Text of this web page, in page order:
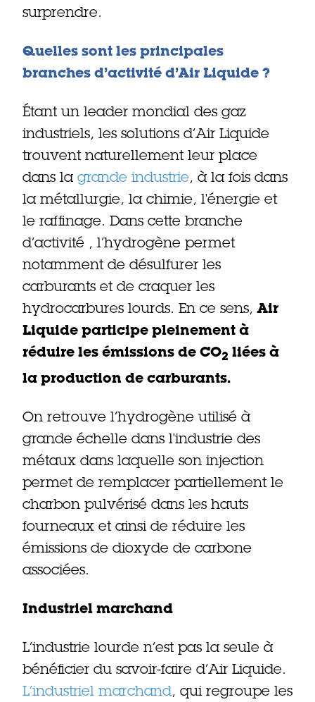
surprendre.
Quelles sont les principales
branches d’activité d’Air Liquide ?
Étant un leader mondial des gaz
industriels, les solutions d’Air Liquide
trouvent naturellement leur place
dans la grande industrie, à la fois dans
la métallurgie, la chimie, l'énergie et
le raffinage. Dans cette branche
d’activité , l’hydrogène permet
notamment de désulfurer les
carburants et de craquer les
hydrocarbures lourds. En ce sens,Air
Liquide participe pleinement à
réduire les émissions de CO2 liées à
la production de carburants.
On retrouve l’hydrogène utilisé à
grande échelle dans l'industrie des
métaux dans laquelle son injection
permet de remplacer partiellement le
charbon pulvérisé dans les hauts
fourneaux et ainsi de réduire les
émissions de dioxyde de carbone
associées.
Industriel marchand
L’industrie lourde n’est pas la seule à
bénéficier du savoir-faire d’Air Liquide.
L’industriel marchand, qui regroupe les